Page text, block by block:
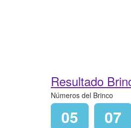
Resultado
Números del Brinco
05 07